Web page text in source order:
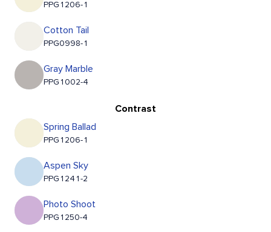
PPG1206-1
Cotton Tail
PPG0998-1
Gray Marble
PPG1002-4
Contrast
Spring Ballad
PPG1206-1
Aspen Sky
PPG1241-2
Photo Shoot
PPG1250-4